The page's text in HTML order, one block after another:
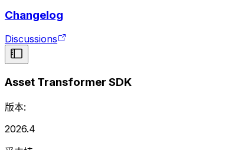
Changelog
Discussions
Asset Transformer SDK
版本:
2026.4